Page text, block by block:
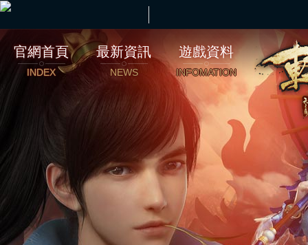
官網首頁
INDEX
最新資訊
NEWS
遊戲資料
INFOMATION